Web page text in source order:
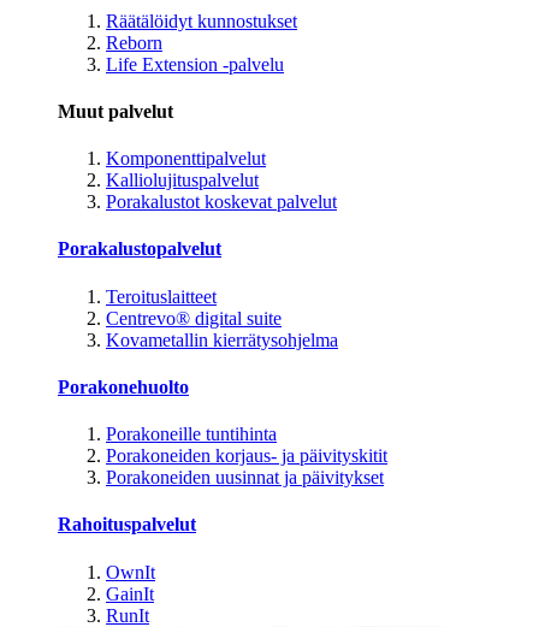
Räätälöidyt kunnostukset
Reborn
Life Extension -palvelu
Muut palvelut
Komponenttipalvelut
Kalliolujituspalvelut
Porakalustot koskevat palvelut
Porakalustopalvelut
Teroituslaitteet
Centrevo® digital suite
Kovametallin kierrätysohjelma
Porakonehuolto
Porakoneille tuntihinta
Porakoneiden korjaus- ja päivityskitit
Porakoneiden uusinnat ja päivitykset
Rahoituspalvelut
OwnIt
GainIt
RunIt